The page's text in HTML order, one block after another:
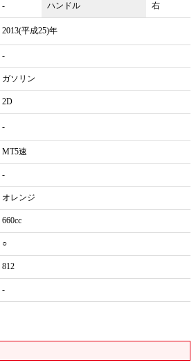
- ハンドル
右
2013(平成25)年
-
ガソリン
2D
-
MT5速
-
オレンジ
660cc
○
812
-